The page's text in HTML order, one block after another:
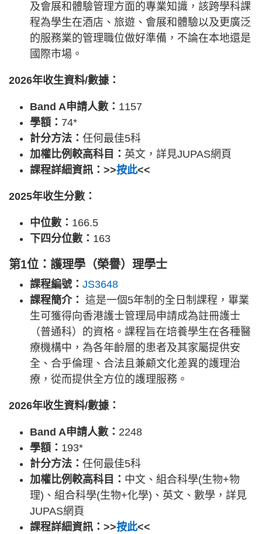
及會展和體驗管理方面的專業知識，該跨學科課
程為學生在酒店、旅遊、會展和體驗以及更廣泛
的服務業的管理職位做好準備，不論在本地還是
國際市場。
2026年收生資料/數據：
Band A申請人數： 1157
學額： 74*
計分方法： 任何最佳5科
加權比例較高科目： 英文，詳見JUPAS網頁
課程詳細資訊：>>按此<<
2025年收生分數：
中位數： 166.5
下四分位數： 163
第1位：護理學（榮譽）理學士
課程編號： JS3648
課程簡介： 這是一個5年制的全日制課程，畢業
生可獲得向香港護士管理局申請成為註冊護士
（普通科）的資格。課程旨在培養學生在各種醫
療機構中，為各年齡層的患者及其家屬提供安
全、合乎倫理、合法且兼顧文化差異的護理治
療，從而提供全方位的護理服務。
2026年收生資料/數據：
Band A申請人數： 2248
學額： 193*
計分方法： 任何最佳5科
加權比例較高科目： 中文、組合科學(生物+物
理)、組合科學(生物+化學)、英文、數學，詳見
JUPAS網頁
課程詳細資訊：>>按此<<